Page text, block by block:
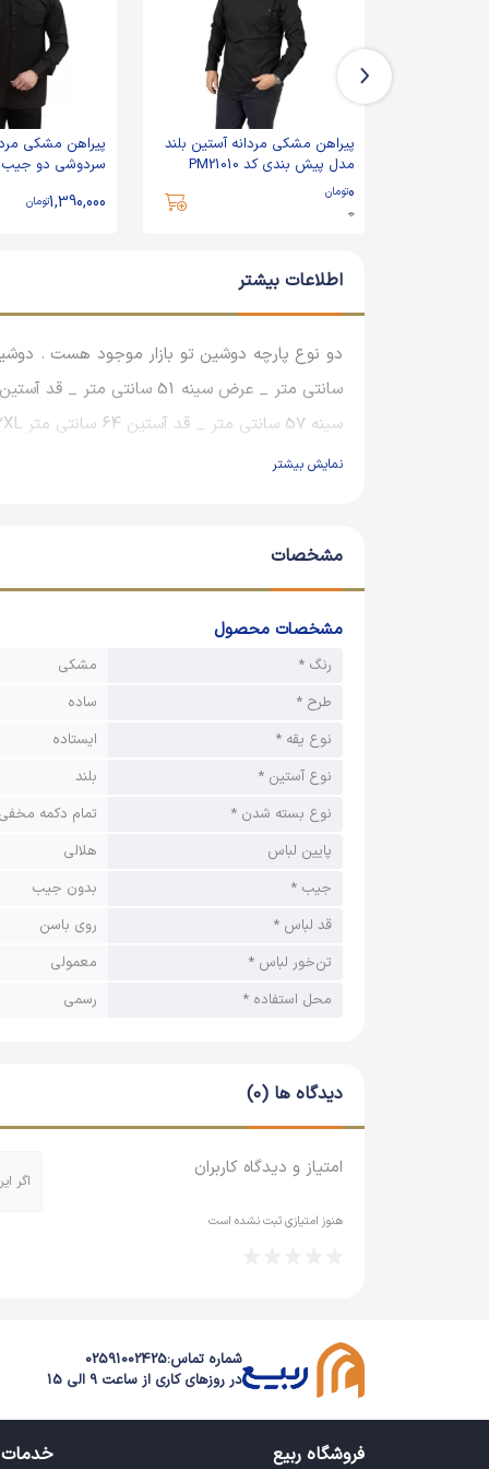
پیراهن مشکی مردانه آستین بلند
مدل پیش بندی کد PM21010
0
0تومان
پیراهن مشکی
سردوشی دو جیب
1,390,000تومان
اطلاعات بیشتر
سینه 57 سانتی متر _ قد آستین 64 سانتی متر 2XL : قد 83 سانتی متر _ عرض سینه 61 سانتی متر _ قد آستین 65 سانتی متر
نمایش بیشتر
مشخصات
مشخصات محصول
رنگ *
مشکی
طرح *
ساده
نوع یقه *
ایستاده
نوع آستین *
بلند
نوع بسته شدن *
تمام دکمه
پایین لباس
هلالی
جیب *
بدون جیب
قد لباس *
روی باسن
تن‌خور لباس *
معمولی
محل استفاده *
رسمی
دیدگاه ها (0)
امتیاز و دیدگاه کاربران
هنوز امتیازی ثبت نشده است
اگر
شماره تماس:02591002425
در روزهای کاری از ساعت 9 الی 15
فروشگاه ربیع خدمات